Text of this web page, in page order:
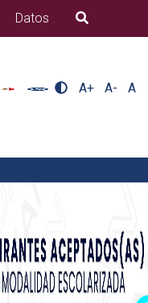
Datos B�squeda
A+ A- A